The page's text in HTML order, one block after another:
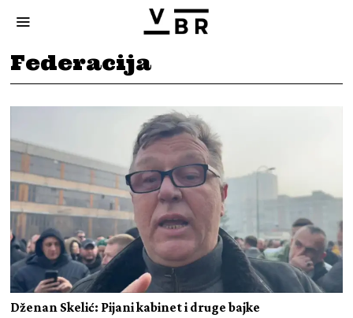
Federacija
Dženan Skelić: Pijani kabinet i druge bajke